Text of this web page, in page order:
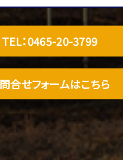
TEL：0465-20-3799
合せフォームはこちら